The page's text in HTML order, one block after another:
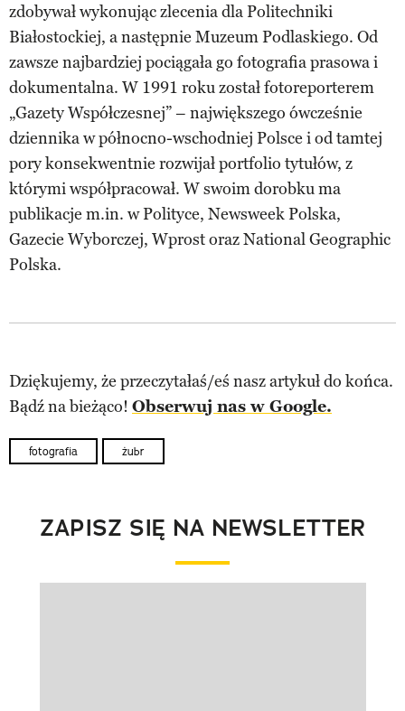
zdobywał wykonując zlecenia dla Politechniki
Białostockiej, a następnie Muzeum Podlaskiego. Od
zawsze najbardziej pociągała go fotografia prasowa i
dokumentalna. W 1991 roku został fotoreporterem
„Gazety Współczesnej” – największego ówcześnie
dziennika w północno-wschodniej Polsce i od tamtej
pory konsekwentnie rozwijał portfolio tytułów, z
którymi współpracował. W swoim dorobku ma
publikacje m.in. w Polityce, Newsweek Polska,
Gazecie Wyborczej, Wprost oraz National Geographic
Polska.
Dziękujemy, że przeczytałaś/eś nasz artykuł do końca.
Bądź na bieżąco! Obserwuj nas w Google.
fotografia żubr
ZAPISZ SIĘ NA NEWSLETTER